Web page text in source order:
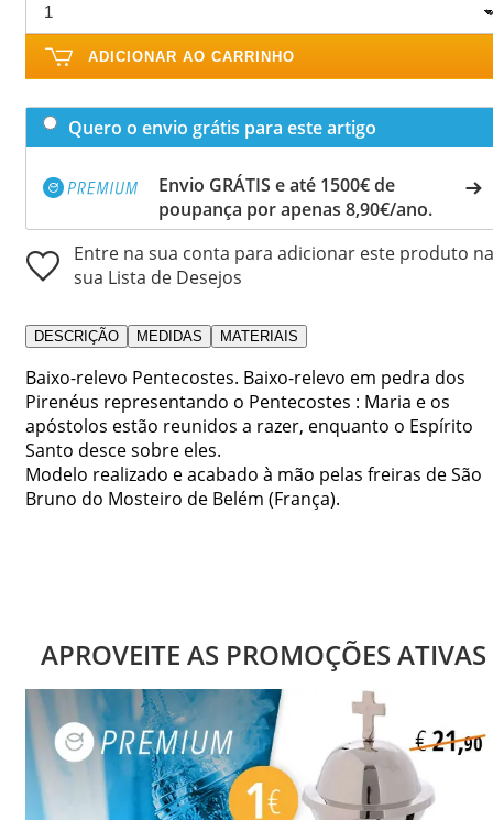
ADICIONAR AO CARRINHO
Quero o envio grátis para este artigo
Envio GRÁTIS e até 1500€ de
poupança por apenas 8,90€/ano.
Entre na sua conta para adicionar este produto na
sua Lista de Desejos
DESCRIÇÃO MEDIDAS MATERIAIS
Baixo-relevo Pentecostes. Baixo-relevo em pedra dos
Pirenéus representando o Pentecostes : Maria e os
apóstolos estão reunidos a razer, enquanto o Espírito
Santo desce sobre eles.
Modelo realizado e acabado à mão pelas freiras de São
Bruno do Mosteiro de Belém (França).
APROVEITE AS PROMOÇÕES ATIVAS